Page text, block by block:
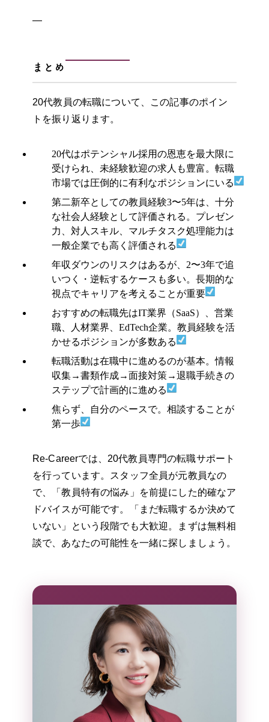
—
まとめ
20代教員の転職について、この記事のポイン
トを振り返ります。
20代はポテンシャル採用の恩恵を最大限に
受けられ、未経験歓迎の求人も豊富。転職
市場では圧倒的に有利なポジションにいる
第二新卒としての教員経験3〜5年は、十分
な社会人経験として評価される。プレゼン
力、対人スキル、マルチタスク処理能力は
一般企業でも高く評価される
年収ダウンのリスクはあるが、2〜3年で追
いつく・逆転するケースも多い。長期的な
視点でキャリアを考えることが重要
おすすめの転職先はIT業界（SaaS）、営業
職、人材業界、EdTech企業。教員経験を活
かせるポジションが多数ある
転職活動は在職中に進めるのが基本。情報
収集→書類作成→面接対策→退職手続きの
ステップで計画的に進める
焦らず、自分のペースで。相談することが
第一歩
Re-Careerでは、20代教員専門の転職サポート
を行っています。スタッフ全員が元教員なの
で、「教員特有の悩み」を前提にした的確なア
ドバイスが可能です。「まだ転職するか決めて
いない」という段階でも大歓迎。まずは無料相
談で、あなたの可能性を一緒に探しましょう。